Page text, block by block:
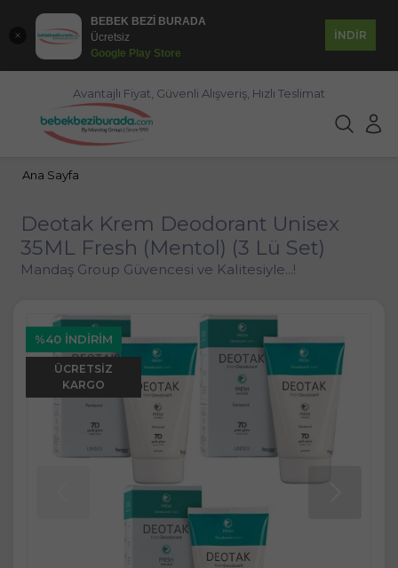
BEBEK BEZİ BURADA
Ücretsiz
Google Play Store
İNDİR
Avantajlı Fiyat, Güvenli Alışveriş, Hızlı Teslimat
Ana Sayfa
Deotak Krem Deodorant Unisex
35ML Fresh (Mentol) (3 Lü Set)
Mandaş Group Güvencesi ve Kalitesiyle...!
%40 İNDIRIM
ÜCRETSIZ
KARGO